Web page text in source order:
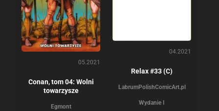
05.2021
Conan, tom 04: Wolni
towarzysze
Egmont
04.2021
Relax #33 (C)
LabrumPolishComicArt.pl
Wydanie I